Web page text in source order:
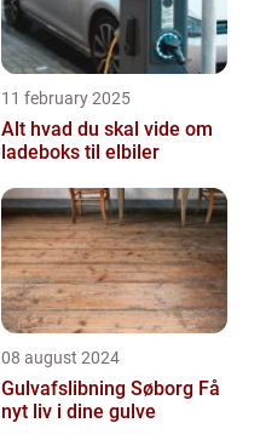
11 february 2025
Alt hvad du skal vide om
ladeboks til elbiler
08 august 2024
Gulvafslibning Søborg Få
nyt liv i dine gulve